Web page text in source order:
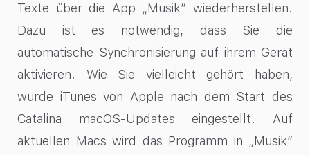
Texte über die App „Musik“ wiederherstellen.
Dazu ist es notwendig, dass Sie die
automatische Synchronisierung auf ihrem Gerät
aktivieren. Wie Sie vielleicht gehört haben,
wurde iTunes von Apple nach dem Start des
Catalina macOS-Updates eingestellt. Auf
aktuellen Macs wird das Programm in „Musik“